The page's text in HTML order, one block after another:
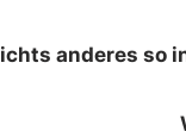
anderes so